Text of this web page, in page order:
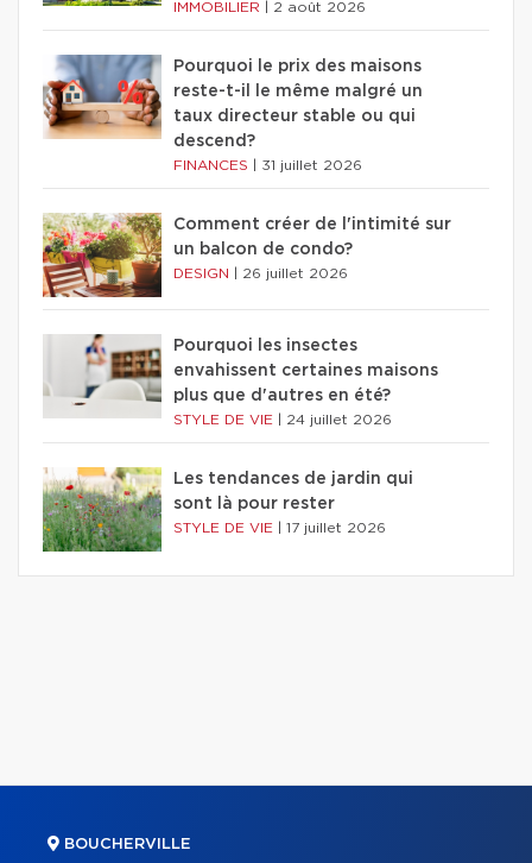
IMMOBILIER 2 août 2026
Pourquoi le prix des maisons
reste-t-il le même malgré un
taux directeur stable ou qui
descend?
FINANCES 31 juillet 2026
Comment créer de l'intimité sur
un balcon de condo?
DESIGN 26 juillet 2026
Pourquoi les insectes
envahissent certaines maisons
plus que d'autres en été?
STYLE DE VIE 24 juillet 2026
Les tendances de jardin qui
sont là pour rester
STYLE DE VIE 17 juillet 2026
BOUCHERVILLE